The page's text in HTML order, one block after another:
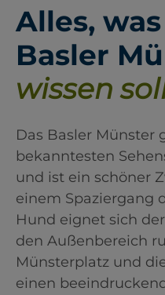
Alles,
Basler
wissen
Das Basler Münster
bekanntesten
und ist ein schöner
einem Spaziergang
Hund eignet sich
den Außenbereich
Münsterplatz und
einen